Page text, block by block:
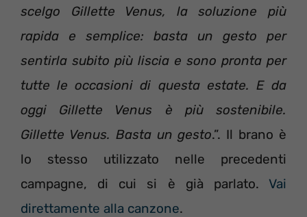
scelgo Gillette Venus, la soluzione più
rapida e semplice: basta un gesto per
sentirla subito più liscia e sono pronta per
tutte le occasioni di questa estate. E da
oggi Gillette Venus è più sostenibile.
Gillette Venus. Basta un gesto.”. Il brano è
lo stesso utilizzato nelle precedenti
campagne, di cui si è già parlato. Vai
direttamente alla canzone.